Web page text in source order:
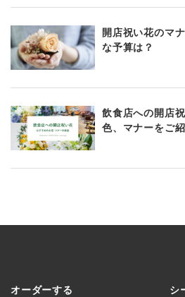
開店祝い花のマ
な予算は？
飲食店への開店
色、マナーをご
オーダーする シ